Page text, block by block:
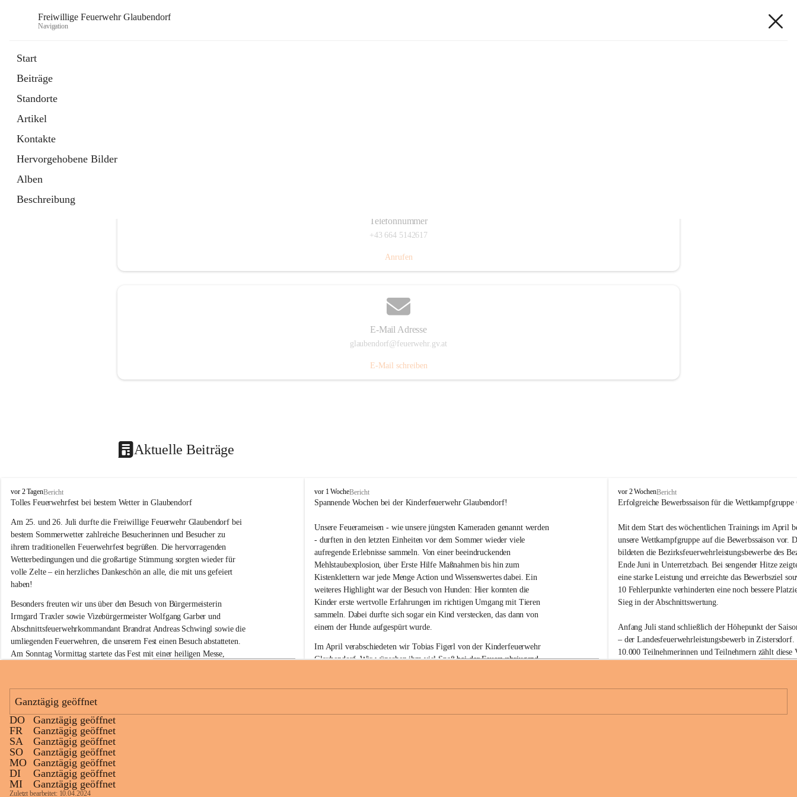
Freiwillige Feuerwehr Glaubendorf
Navigation
Start
Beiträge
Standorte
Artikel
Kontakte
Hervorgehobene Bilder
Alben
Beschreibung
Telefonnummer
+43 664 5142617
Anrufen
E-Mail Adresse
glaubendorf@feuerwehr.gv.at
E-Mail schreiben
Aktuelle Beiträge
F
r
i
w
i
l
i
g
e
F
e
u
e
r
w
G
l
a
u
b
e
n
d
o
vor 2 TagenBericht
Tolles Feuerwehrfest bei bestem Wetter in Glaubendorf
Am 25. und 26. Juli durfte die Freiwillige Feuerwehr Glaubendorf bei
bestem Sommerwetter zahlreiche Besucherinnen und Besucher zu
ihrem traditionellen Feuerwehrfest begrüßen. Die hervorragenden
Wetterbedingungen und die großartige Stimmung sorgten wieder für
volle Zelte – ein herzliches Dankeschön an alle, die mit uns gefeiert
haben!
Besonders freuten wir uns über den Besuch von Bürgermeisterin
Irmgard Traxler sowie Vizebürgermeister Wolfgang Garber und
Abschnittsfeuerwehrkommandant Brandrat Andreas Schwingl sowie die
umliegenden Feuerwehren, die unserem Fest einen Besuch abstatteten.
Am Sonntag Vormittag startete das Fest mit einer heiligen Messe,
Musikverein Rußbach, der mit seinem Frühschoppenkonzert beste
Eine Hüpfburg sowie verschiedene Spiele sorgten für jede Menge Spaß
und Unterhaltung.
Kulinarisch war ebenfalls für jeden Geschmack etwas dabei. Neben
köstlichen Grillspezialitäten am gesamten Wochenende standen am
Sonntag die beliebten Surschnitzel auf dem Speiseplan. In der Weinbar
konnten die Besucherinnen und Besucher ausgewählte Glaubendorfer
F
r
i
l
l
i
g
e
e
u
e
r
w
l
vor 1 WocheBericht
Spannende Wochen bei der Kinderfeuerwehr Glaubendorf!
Unsere Feuerameisen - wie unsere jüngsten Kameraden genannt werden
- durften in den letzten Einheiten vor dem Sommer wieder viele
aufregende Erlebnisse sammeln. Von einer beeindruckenden
Mehlstaubexplosion, über Erste Hilfe Maßnahmen bis hin zum
Kistenklettern war jede Menge Action und Wissenswertes dabei. Ein
weiteres Highlight war der Besuch von Hunden: Hier konnten die
Kinder erste wertvolle Erfahrungen im richtigen Umgang mit Tieren
sammeln. Dabei durfte sich sogar ein Kind verstecken, das dann von
einem der Hunde aufgespürt wurde.
Im April verabschiedeten wir Tobias Figerl von der Kinderfeuerwehr
Glaubendorf. Wir wünschen ihm viel Spaß bei der Feuerwehrjugend
Den Abschluss vor den Sommerferien im Juni bildete für unsere
Temperaturen sorgten Wasserspiele und Eis für eine willkommene
F
r
i
i
l
l
i
g
e
u
e
r
w
l
vor 2 WochenBericht
Erfolgreiche Bewerbssaison für die Wettkampfgruppe
Mit dem Start des wöchentlichen Trainings im April
unsere Wettkampfgruppe auf die Bewerbssaison vor.
bildeten die Bezirksfeuerwehrleistungsbewerbe des
Ende Juni in Unterretzbach. Bei sengender Hitze
eine starke Leistung und erreichte das Bewerbsziel
10 Fehlerpunkte verhinderten eine noch bessere
Sieg in der Abschnittswertung.
Anfang Juli stand schließlich der Höhepunkt der
– der Landesfeuerwehrleistungsbewerb in
10.000 Teilnehmerinnen und Teilnehmern zählt diese
diesmal fehlerfrei.
Mit der drittschnellsten Zeit aller teilnehmenden
Ganztägig geöffnet
DO
Ganztägig geöffnet
FR
Ganztägig geöffnet
SA
Ganztägig geöffnet
SO
Ganztägig geöffnet
MO Ganztägig geöffnet
DI
Ganztägig geöffnet
MI
Ganztägig geöffnet
Zuletzt bearbeitet: 10.04.2024